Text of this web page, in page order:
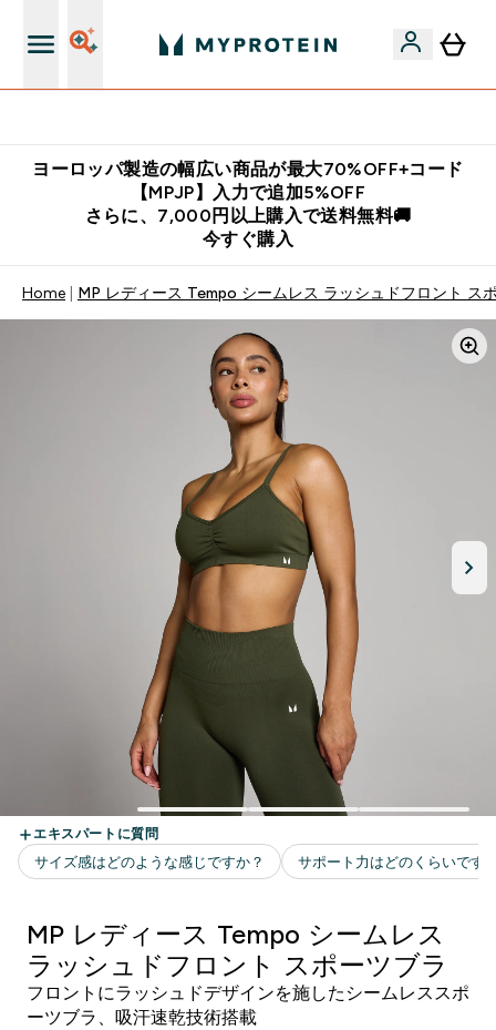
ヨーロッパ製造の幅広い商品が最大70%OFF+コード
【MPJP】入力で追加5%OFF
さらに、7,000円以上購入で送料無料🚚
今すぐ購入
Home MP レディース Tempo シームレス ラッシュドフロント ス
MP レディース Tempo シームレス
ラッシュドフロント スポーツブラ
フロントにラッシュドデザインを施したシームレススポ
ーツブラ、吸汗速乾技術搭載